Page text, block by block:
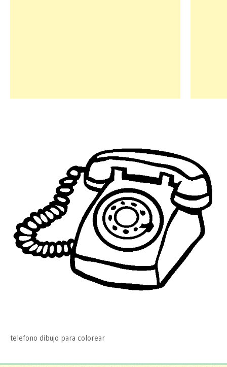
telefono dibujo para colorear